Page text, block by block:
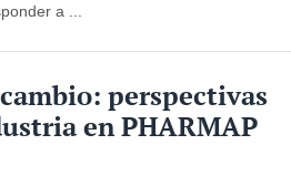
a ...
perspectivas
en PHARMAP